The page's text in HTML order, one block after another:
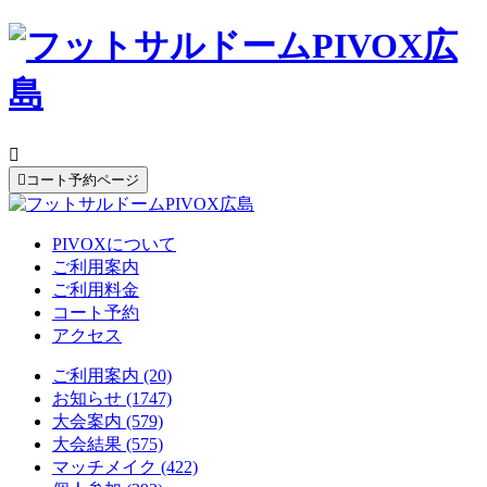

 コート予約ページ
PIVOXについて
ご利用案内
ご利用料金
コート予約
アクセス
ご利用案内 (20)
お知らせ (1747)
大会案内 (579)
大会結果 (575)
マッチメイク (422)